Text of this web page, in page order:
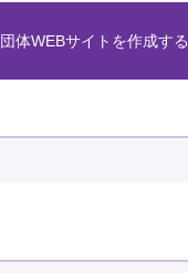
団体WEBサイトを作成する